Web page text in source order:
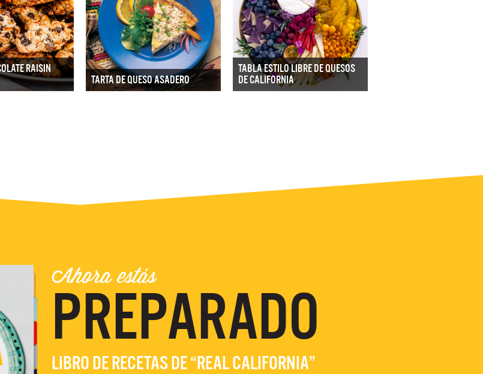
RAISIN
TARTA DE QUESO ASADERO
TABLA ESTILO LIBRE DE QUESOS
DE CALIFORNIA
Ahora estás
PREPARADO
LIBRO DE RECETAS DE “REAL CALIFORNIA”